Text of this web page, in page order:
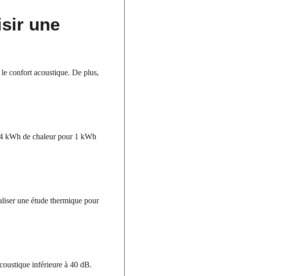
une
confort acoustique. De plus,
kWh de chaleur pour 1 kWh
une étude thermique pour
inférieure à 40 dB.